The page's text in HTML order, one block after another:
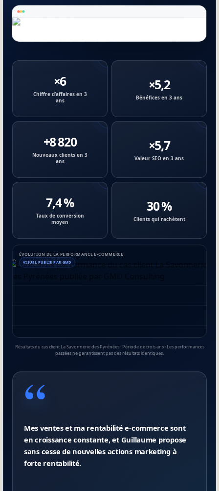
×6
Chiffre d’affaires en 3
ans
×5,2
Bénéfices en 3 ans
+8 820
Nouveaux clients en 3
ans
×5,7
Valeur SEO en 3 ans
7,4 %
Taux de conversion
moyen
30 %
Clients qui rachètent
ÉVOLUTION DE LA PERFORMANCE E-COMMERCE
VISUEL PUBLIÉ PAR GMD
Résultats du cas client La Savonnerie des Pyrénées · Période de trois ans · Les performances
passées ne garantissent pas des résultats identiques.
Mes ventes et ma rentabilité e-commerce sont
en croissance constante, et Guillaume propose
sans cesse de nouvelles actions marketing à
forte rentabilité.